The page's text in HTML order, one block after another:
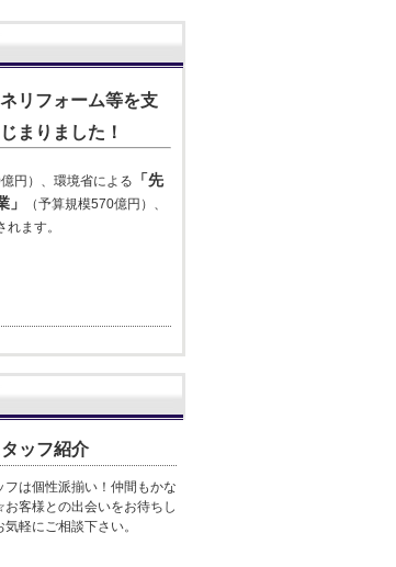
リフォーム等を支
まりました！
億円）、環境省による
「先
」
（予算規模570億円）、
ます。
ッフ紹介
フは個性派揃い！仲間もかな
客様との出会いをお待ちし
軽にご相談下さい。